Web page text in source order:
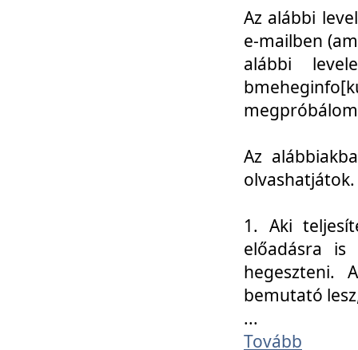
Az alábbi
e-mailben
alábbi
Az
olvashatjátok.
1. Aki
előadásra
hegeszteni.
bemutató
...
Tovább